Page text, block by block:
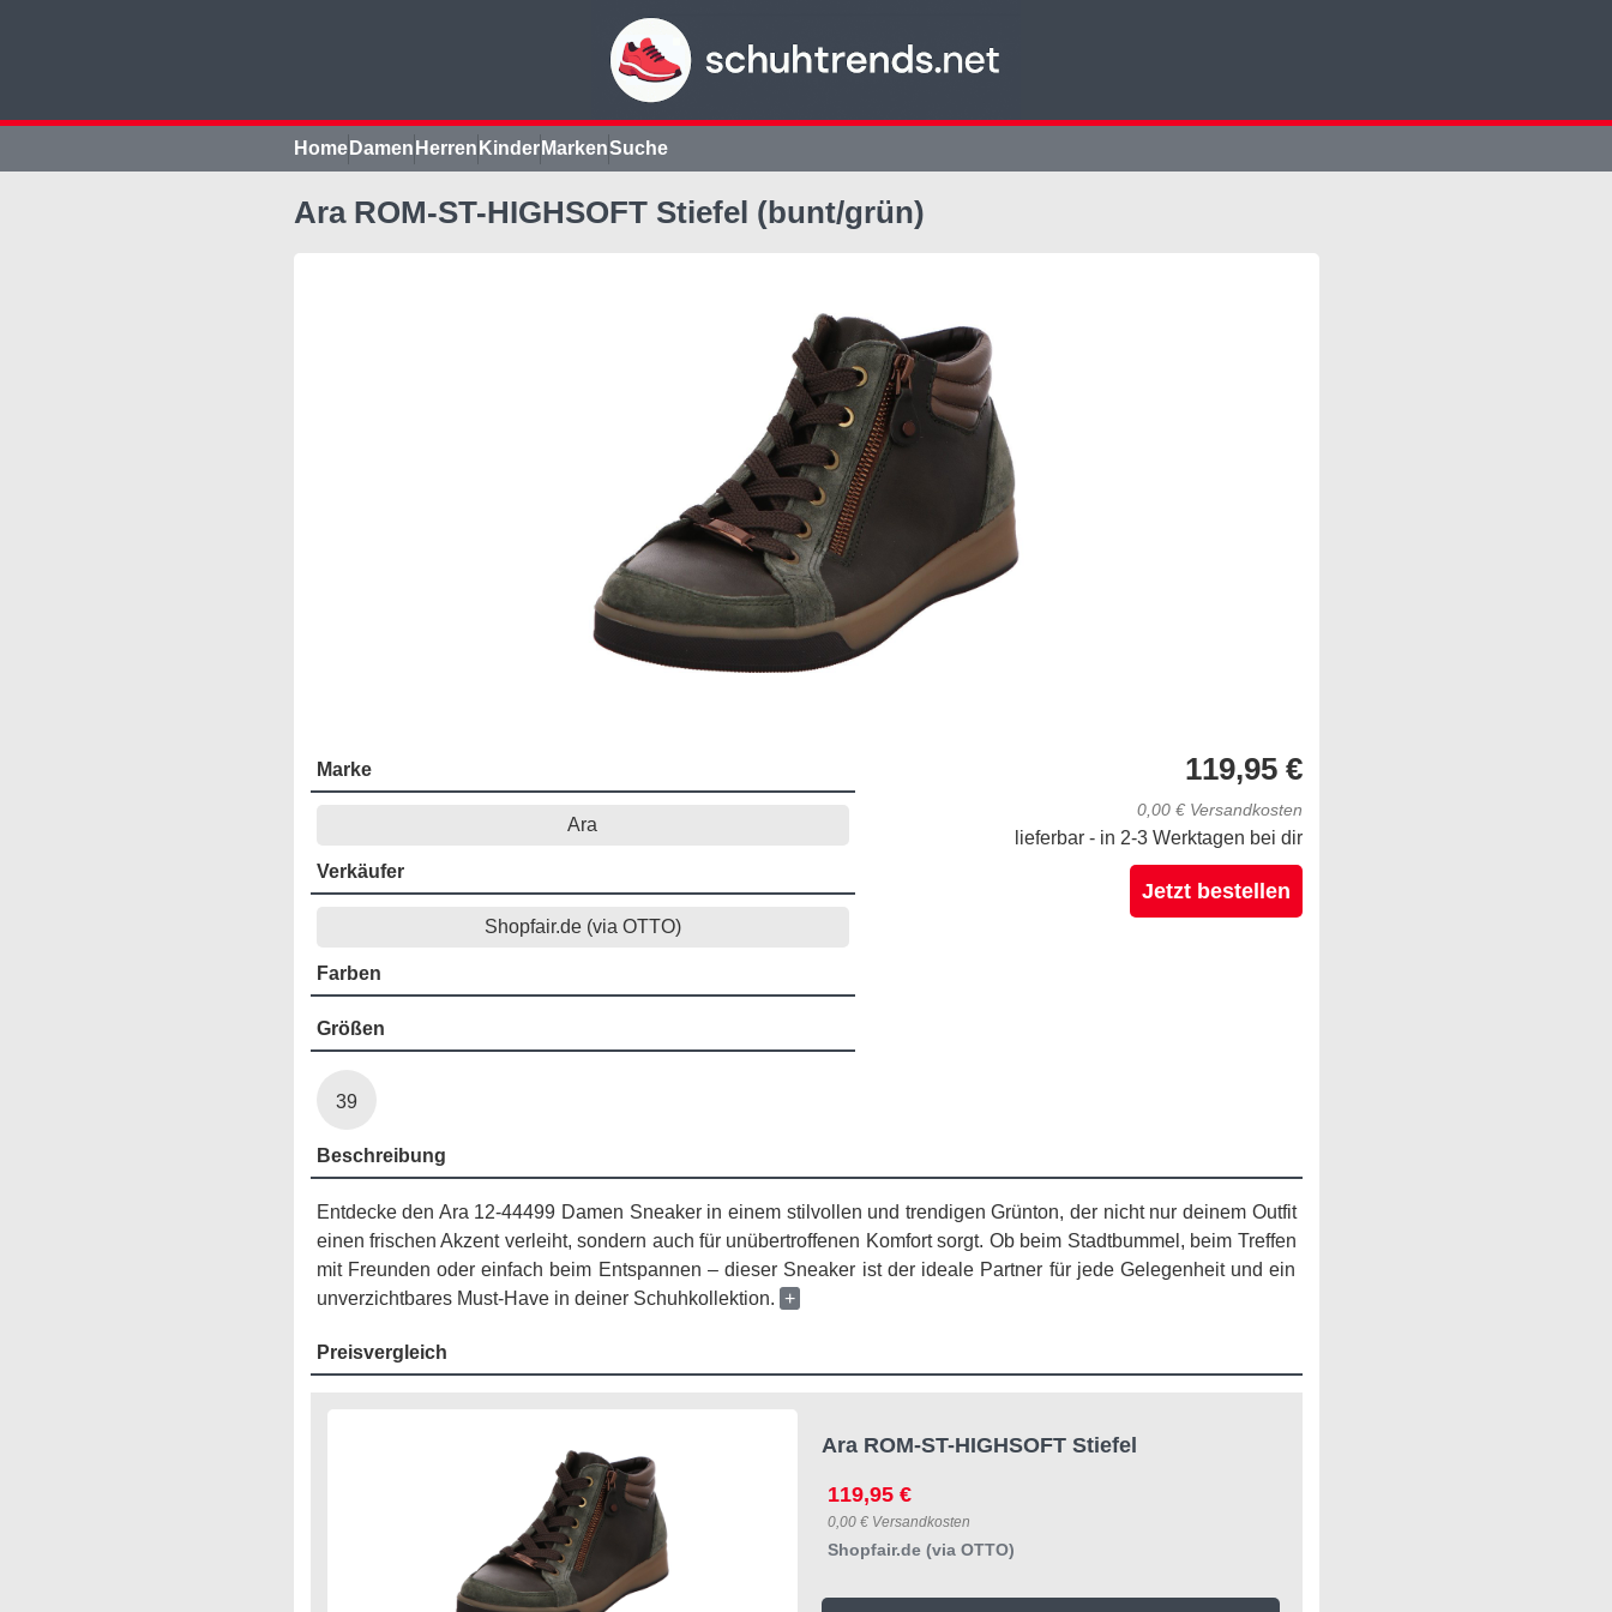
Home Damen Herren Kinder MarkenSuche
Ara ROM-ST-HIGHSOFT Stiefel (bunt/grün)
119,95 €
0,00 € Versandkosten
lieferbar - in 2-3 Werktagen bei dir
Jetzt bestellen
Marke
Ara
Verkäufer
Shopfair.de (via OTTO)
Farben
Größen
39
Beschreibung
Entdecke den Ara 12-44499 Damen Sneaker in einem stilvollen und trendigen Grünton, der nicht nur deinem Outfit
einen frischen Akzent verleiht, sondern auch für unübertroffenen Komfort sorgt. Ob beim Stadtbummel, beim Treffen
mit Freunden oder einfach beim Entspannen – dieser Sneaker ist der ideale Partner für jede Gelegenheit und ein
unverzichtbares Must-Have in deiner Schuhkollektion. +
Preisvergleich
Ara ROM-ST-HIGHSOFT Stiefel
119,95 €
0,00 € Versandkosten
Shopfair.de (via OTTO)